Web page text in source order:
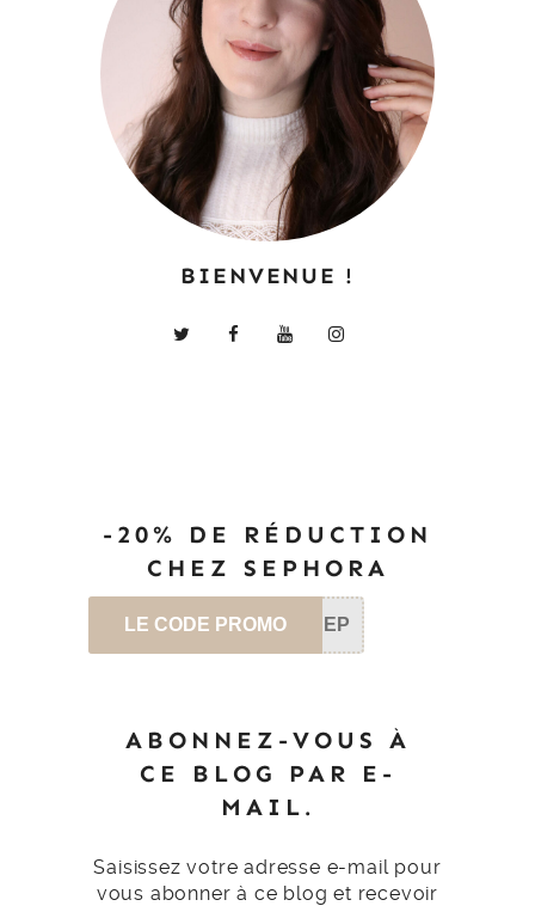
BIENVENUE !
-20% DE RÉDUCTION
CHEZ SEPHORA
LE CODE PROMO SEP
ABONNEZ-VOUS À
CE BLOG PAR E-
MAIL.
Saisissez votre adresse e-mail pour
vous abonner à ce blog et recevoir